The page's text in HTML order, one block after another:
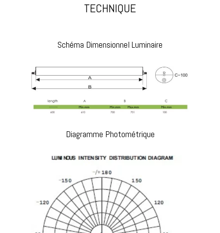
TECHNIQUE
Schéma Dimensionnel Luminaire
Diagramme Photométrique